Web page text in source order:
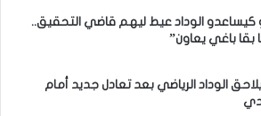
كيساعدو الوداد عيط ليهم قاضي التحقيق..
باغي يعاون”
يلاحق الوداد الرياضي بعد تعادل جديد أمام